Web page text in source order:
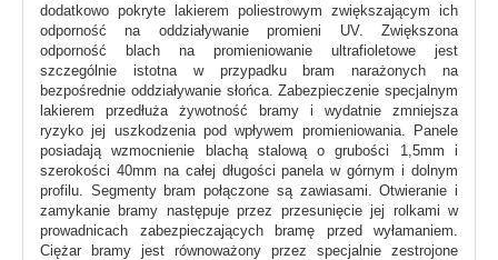
dodatkowo pokryte lakierem poliestrowym zwiększającym ich
odporność na oddziaływanie promieni UV. Zwiększona
odporność blach na promieniowanie ultrafioletowe jest
szczególnie istotna w przypadku bram narażonych na
bezpośrednie oddziaływanie słońca. Zabezpieczenie specjalnym
lakierem przedłuża żywotność bramy i wydatnie zmniejsza
ryzyko jej uszkodzenia pod wpływem promieniowania. Panele
posiadają wzmocnienie blachą stalową o grubości 1,5mm i
szerokości 40mm na całej długości panela w górnym i dolnym
profilu. Segmenty bram połączone są zawiasami. Otwieranie i
zamykanie bramy następuje przez przesunięcie jej rolkami w
prowadnicach zabezpieczających bramę przed wyłamaniem.
Ciężar bramy jest równoważony przez specjalnie zestrojone